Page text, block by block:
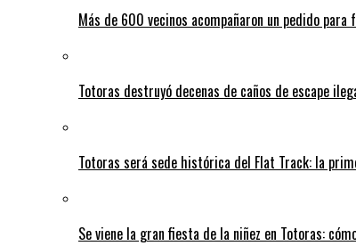
Más de 600 vecinos acompañaron un pedido
Totoras destruyó decenas de caños de escape
Totoras será sede histórica del Flat Track: la
Se viene la gran fiesta de la niñez en Totoras: